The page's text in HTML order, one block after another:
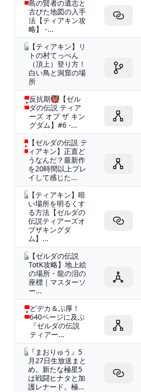
島の賢者の遺志と
古びた地図の入手
法【ティアキン攻
略】 -...
【ティアキン】リ
トの村てっぺん
（頂上）登り方！
白い鳥と洞窟の場
所
反抗期👹【ゼル
ダの伝説 ティア
ーズ オブ ザ キン
グダム】#6 -...
【ゼルダの伝説 テ
ィアキン】正直ど
うなんだ？最新作
を20時間以上プレ
イして感じた...
【ティアキン】暗
い場所を明るくす
る方法【ゼルダの
伝説ティアーズオ
ブザキングダ
ム】...
【ゼルダの伝説
TotK攻略】地上絵
の場所・龍の泪の
座標｜マスターソ
ー...
どデカ＆ぶ厚！
640ページに及ぶ
『ゼルダの伝説
ティアー...
『まおりゅう』5
月27日生放送まと
め。新たな極星5
は戦闘ヒナタと加
護レナード。極...